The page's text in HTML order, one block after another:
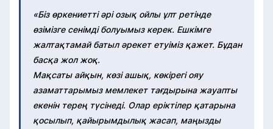
«Біз өркениетті әрі озық ойлы ұлт ретінде
өзімізге сенімді болуымыз керек. Ешкімге
жалтақтамай батыл әрекет етуіміз қажет. Бұдан
басқа жол жоқ.
Мақсаты айқын, көзі ашық, көкірегі ояу
азаматтарымыз мемлекет тағдырына жауапты
екенін терең түсінеді. Олар еріктілер қатарына
қосылып, қайырымдылық жасап, маңызды